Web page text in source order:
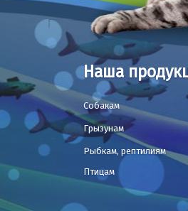
Наша
Собакам
Грызунам
Рыбкам, рептилиям
Птицам